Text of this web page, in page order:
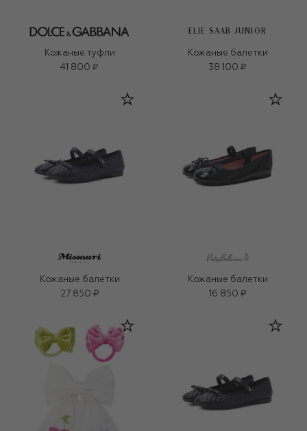
Кожаные туфли
41 800 ₽
ELIE SAAB JUNIOR
Кожаные балетки
38 100 ₽
Кожаные балетки
27 850 ₽
Кожаные балетки
16 850 ₽